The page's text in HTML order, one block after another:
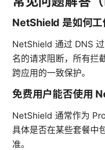
NetShield 是如何工
NetShield 通过 DNS
名的请求阻断，所有拦
跨应用的一致保护。
免费用户能否使用
NetShield 通常作为
具体是否在某些套餐中
准。